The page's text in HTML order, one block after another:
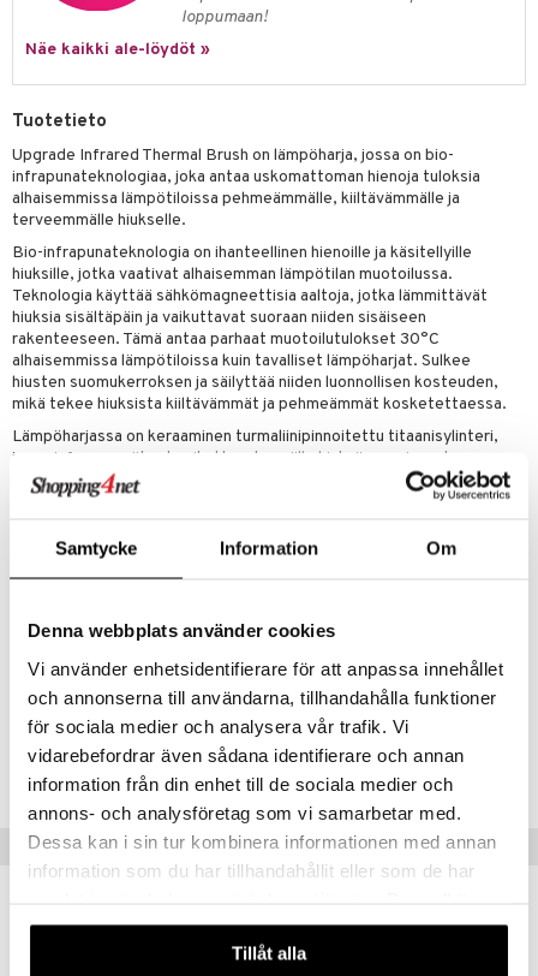
Samtycke Information Om
Denna webbplats använder cookies
Vi använder enhetsidentifierare för att anpassa innehållet
och annonserna till användarna, tillhandahålla funktioner
för sociala medier och analysera vår trafik. Vi
vidarebefordrar även sådana identifierare och annan
information från din enhet till de sociala medier och
annons- och analysföretag som vi samarbetar med.
Dessa kan i sin tur kombinera informationen med annan
information som du har tillhandahållit eller som de har
våra cookies vid fortsatt användande av vår webbplats.
Tillåt alla
loppumaan!
Näe kaikki ale-löydöt »
Tuotetieto
Upgrade Infrared Thermal Brush on lämpöharja, jossa on bio-
infrapunateknologiaa, joka antaa uskomattoman hienoja tuloksia
alhaisemmissa lämpötiloissa pehmeämmälle, kiiltävämmälle ja
terveemmälle hiukselle.
Bio-infrapunateknologia on ihanteellinen hienoille ja käsitellyille
hiuksille, jotka vaativat alhaisemman lämpötilan muotoilussa.
Teknologia käyttää sähkömagneettisia aaltoja, jotka lämmittävät
hiuksia sisältäpäin ja vaikuttavat suoraan niiden sisäiseen
rakenteeseen. Tämä antaa parhaat muotoilutulokset 30°C
alhaisemmissa lämpötiloissa kuin tavalliset lämpöharjat. Sulkee
hiusten suomukerroksen ja säilyttää niiden luonnollisen kosteuden,
mikä tekee hiuksista kiiltävämmät ja pehmeämmät kosketettaessa.
Lämpöharjassa on keraaminen turmaliinipinnoitettu titaanisylinteri,
jossa infrapunasäteet vaikuttavat syvälle hiuksiin, suojaavat
ulkokerrosta, säilyttävät kosteuden, antavat 30% enemmän kiiltoa ja
tekevät hiuksista 50% terveemmät.
- Halkaisija: 43 mm
- Automaattinen sammutus 60 minuutin jälkeen
Tuotenumero
CUPG5-W3-1-XX-XX
Suositut tuotteet
3: Kosteutus
ja naamiot
Huulten Hoito
Elixir
Happy
Happy For Men
Miehille
& Soujaus
& Ihonpuhdistus